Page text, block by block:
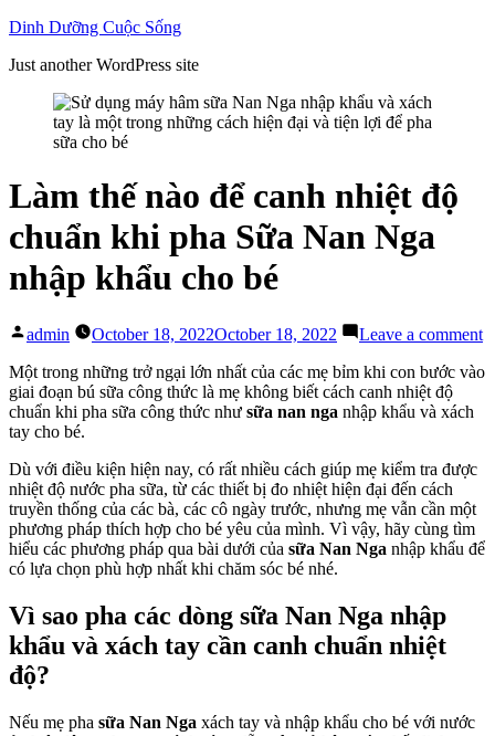
Skip
content
Dinh Dưỡng Cuộc Sống
Just another WordPress site
Làm thế nào để canh nhiệt độ
chuẩn khi pha Sữa Nan Nga
nhập khẩu cho bé
Posted
admin October 18, 2022October 18, 2022 Leave a comment
Một trong những trở ngại lớn nhất của các mẹ bỉm khi con bước vào
giai đoạn bú sữa công thức là mẹ không biết cách canh nhiệt độ
chuẩn khi pha sữa công thức như sữa nan nga nhập khẩu và xách
tay cho bé.
Dù với điều kiện hiện nay, có rất nhiều cách giúp mẹ kiểm tra được
nhiệt độ nước pha sữa, từ các thiết bị đo nhiệt hiện đại đến cách
truyền thống của các bà, các cô ngày trước, nhưng mẹ vẫn cần một
phương pháp thích hợp cho bé yêu của mình. Vì vậy, hãy cùng tìm
hiểu các phương pháp qua bài dưới của sữa Nan Nga nhập khẩu để
có lựa chọn phù hợp nhất khi chăm sóc bé nhé.
Vì sao pha các dòng sữa Nan Nga nhập
khẩu và xách tay cần canh chuẩn nhiệt
độ?
Nếu mẹ pha sữa Nan Nga xách tay và nhập khẩu cho bé với nước